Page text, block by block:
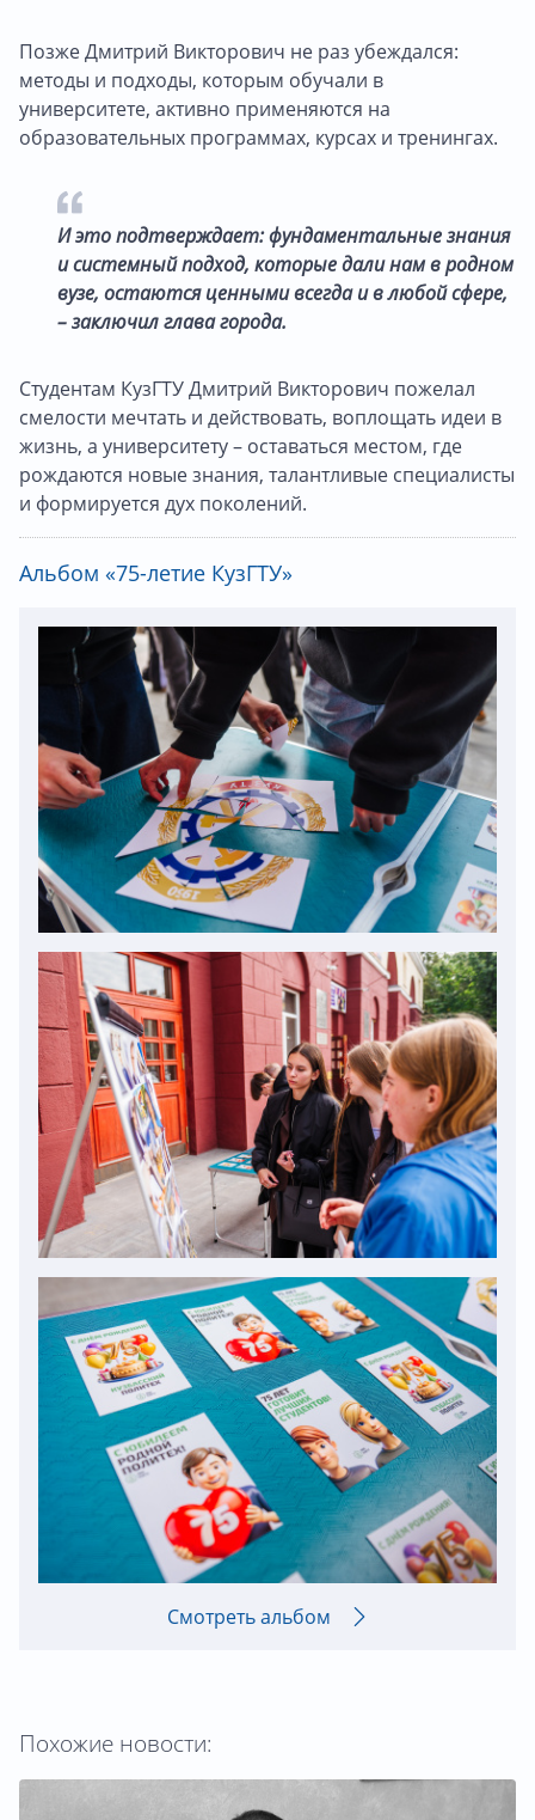
Позже Дмитрий Викторович не раз убеждался:
методы и подходы, которым обучали в
университете, активно применяются на
образовательных программах, курсах и тренингах.
И это подтверждает: фундаментальные знания
и системный подход, которые дали нам в родном
вузе, остаются ценными всегда и в любой сфере,
– заключил глава города.
Студентам КузГТУ Дмитрий Викторович пожелал
смелости мечтать и действовать, воплощать идеи в
жизнь, а университету – оставаться местом, где
рождаются новые знания, талантливые специалисты
и формируется дух поколений.
Альбом «75-летие КузГТУ»
Смотреть альбом
Похожие новости: